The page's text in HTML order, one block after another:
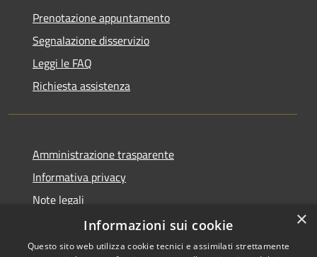
Prenotazione appuntamento
Segnalazione disservizio
Leggi le FAQ
Richiesta assistenza
Amministrazione trasparente
Informativa privacy
Note legali
Dichiarazione di accessibilità
×
Informazioni sui cookie
Questo sito web utilizza cookie tecnici e assimilati strettamente